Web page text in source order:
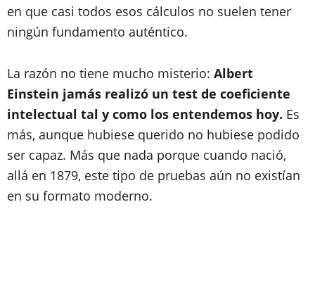
en que casi todos esos cálculos no suelen tener
ningún fundamento auténtico.
La razón no tiene mucho misterio: Albert
Einstein jamás realizó un test de coeficiente
intelectual tal y como los entendemos hoy. Es
más, aunque hubiese querido no hubiese podido
ser capaz. Más que nada porque cuando nació,
allá en 1879, este tipo de pruebas aún no existían
en su formato moderno.